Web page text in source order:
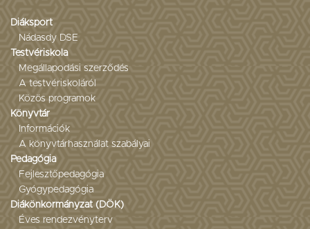
Diáksport
Nádasdy DSE
Testvériskola
Megállapodási szerződés
A testvériskoláról
Közös programok
Könyvtár
Információk
A könyvtárhasználat szabályai
Pedagógia
Fejlesztőpedagógia
Gyógypedagógia
Diákönkormányzat (DÖK)
Éves rendezvényterv